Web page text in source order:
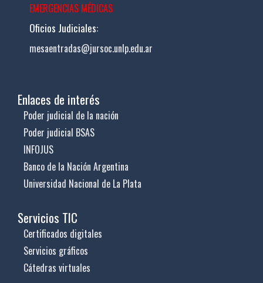
EMERGENCIAS MÉDICAS
Oficios Judiciales:
mesaentradas@jursoc.unlp.edu.ar
Enlaces de interés
Poder judicial de la nación
Poder judicial BSAS
INFOJUS
Banco de la Nación Argentina
Universidad Nacional de La Plata
Servicios TIC
Certificados digitales
Servicios gráficos
Cátedras virtuales